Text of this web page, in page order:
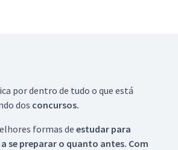
por dentro de tudo o que está
dos concursos.
formas de estudar para
se preparar o quanto antes. Com